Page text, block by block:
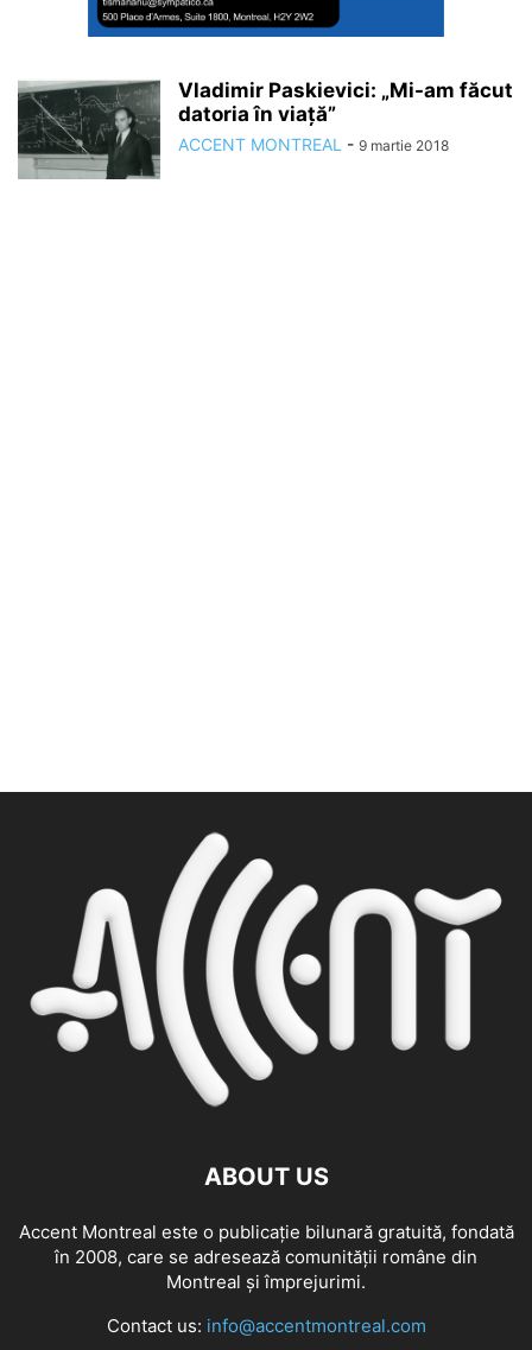
Vladimir Paskievici: „Mi-am făcut
datoria în viață”
ACCENT MONTREAL - 9 martie 2018
ABOUT US
Accent Montreal este o publicație bilunară gratuită, fondată
în 2008, care se adresează comunităţii române din
Montreal şi împrejurimi.
Contact us: info@accentmontreal.com